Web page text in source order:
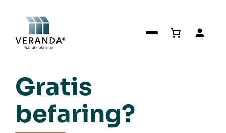
Gratis
befaring?